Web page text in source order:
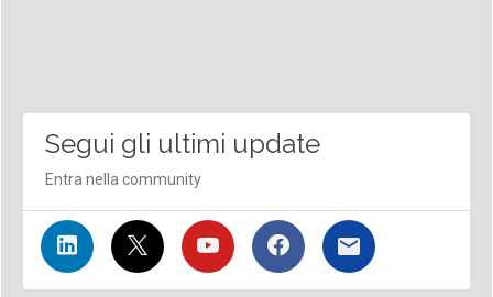
Segui gli ultimi update
Entra nella community